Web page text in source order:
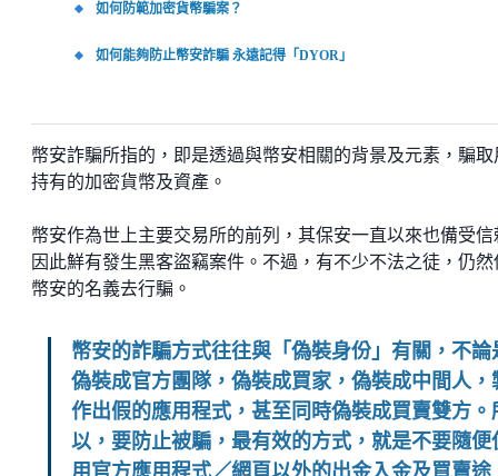
如何防範加密貨幣騙案？
如何能夠防止幣安詐騙 永遠記得「DYOR」
幣安詐騙所指的，即是透過與幣安相關的背景及元素，騙取
持有的加密貨幣及資產。
幣安作為世上主要交易所的前列，其保安一直以來也備受信
因此鮮有發生黑客盜竊案件。不過，有不少不法之徒，仍然
幣安的名義去行騙。
幣安的詐騙方式往往與「偽裝身份」有關，不論
偽裝成官方團隊，偽裝成買家，偽裝成中間人，
作出假的應用程式，甚至同時偽裝成買賣雙方。
以，要防止被騙，最有效的方式，就是不要隨便